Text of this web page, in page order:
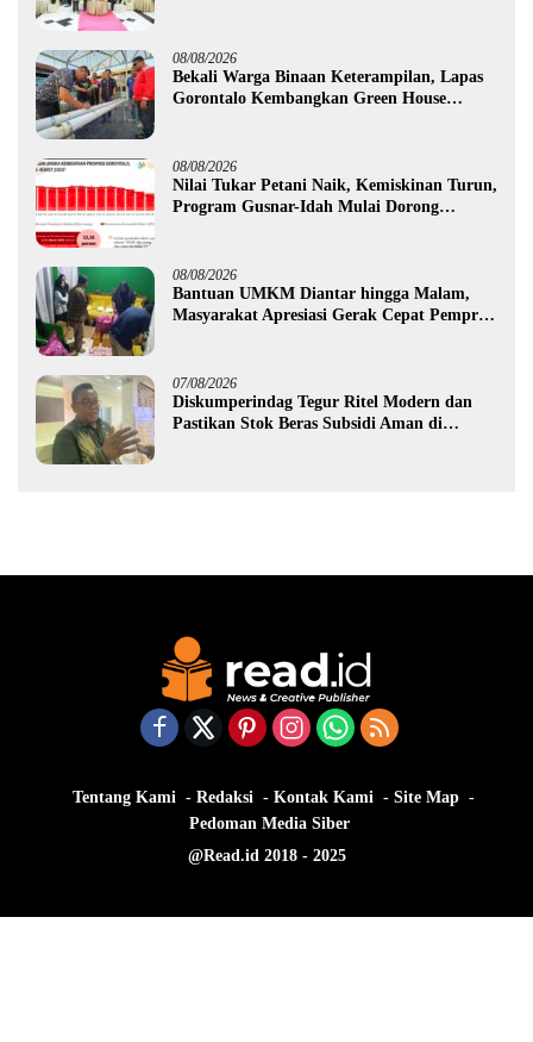
08/08/2026
Bekali Warga Binaan Keterampilan, Lapas
Gorontalo Kembangkan Green House
08/08/2026
Nilai Tukar Petani Naik, Kemiskinan Turun,
Program Gusnar-Idah Mulai Dorong
08/08/2026
Bantuan UMKM Diantar hingga Malam,
Masyarakat Apresiasi Gerak Cepat Pemprov
07/08/2026
Diskumperindag Tegur Ritel Modern dan
Pastikan Stok Beras Subsidi Aman di
Tentang Kami Redaksi Kontak Kami
Site Map
Pedoman Media Siber
@Read.id 2018 - 2025